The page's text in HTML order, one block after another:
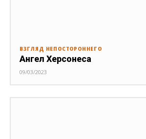
ВЗГЛЯД НЕПОСТОРОННЕГО
Ангел Херсонеса
09/03/2023